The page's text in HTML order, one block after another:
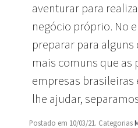
aventurar para
negócio próprio. No
preparar para
mais comuns que as
empresas brasileiras
lhe ajudar,
Postado em 10/03/21. Categorias